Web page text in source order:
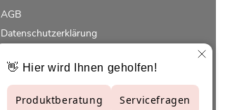
AGB
Datenschutzerklärung
Widerrufsrecht